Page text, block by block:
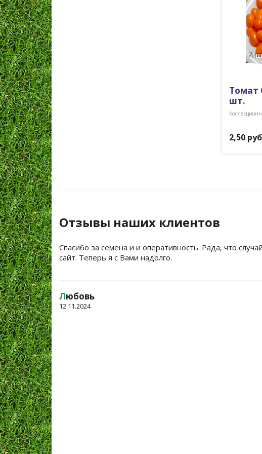
Томат
шт.
2,50
Отзывы наших клиентов
Спасибо за семена и и оперативность. Рада, что
сайт. Теперь я с Вами надолго.
Любовь
12.11.2024